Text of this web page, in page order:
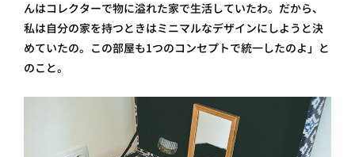
んはコレクターで物に溢れた家で生活していたわ。だから、
私は自分の家を持つときはミニマルなデザインにしようと決
めていたの。この部屋も1つのコンセプトで統一したのよ」と
のこと。